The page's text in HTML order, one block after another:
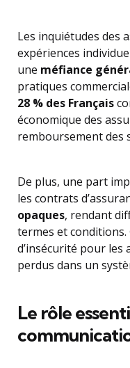
Les inquiétudes des
expériences
une méfiance
pratiques
28 % des Français
économique des
remboursement des
De plus, une part
les contrats
opaques, rendant
termes et
d’insécurité pour les
perdus dans un
Le rôle